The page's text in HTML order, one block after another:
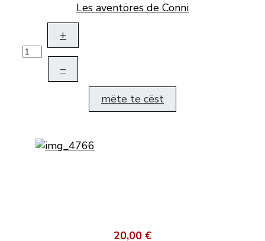
Les aventöres de Conni
+
–
mëte te cëst
20,00 €